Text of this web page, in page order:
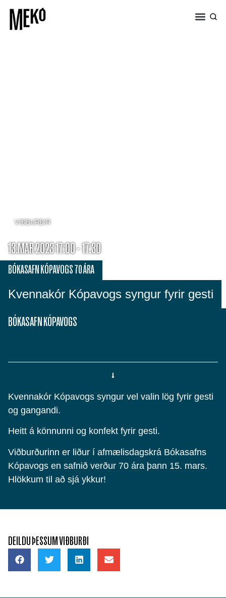
VIÐBURÐIR
13.MAR 2023 17:00 - 17:30
Kvennakór Kópavogs syngur fyrir gesti
BÓKASAFN KÓPAVOGS 70 ÁRA
BÓKASAFN KÓPAVOGS
Kvennakór Kópavogs syngur vel valin lög fyrir gesti
og gangandi.
Heitt á könnunni og konfekt fyrir gesti.
Viðburðurinn er liður í afmælisdagskrá Bókasafns
Kópavogs en safnið verður 70 ára þann 15. mars.
Hlökkum til að sjá ykkur!
DEILDU ÞESSUM VIÐBURÐI